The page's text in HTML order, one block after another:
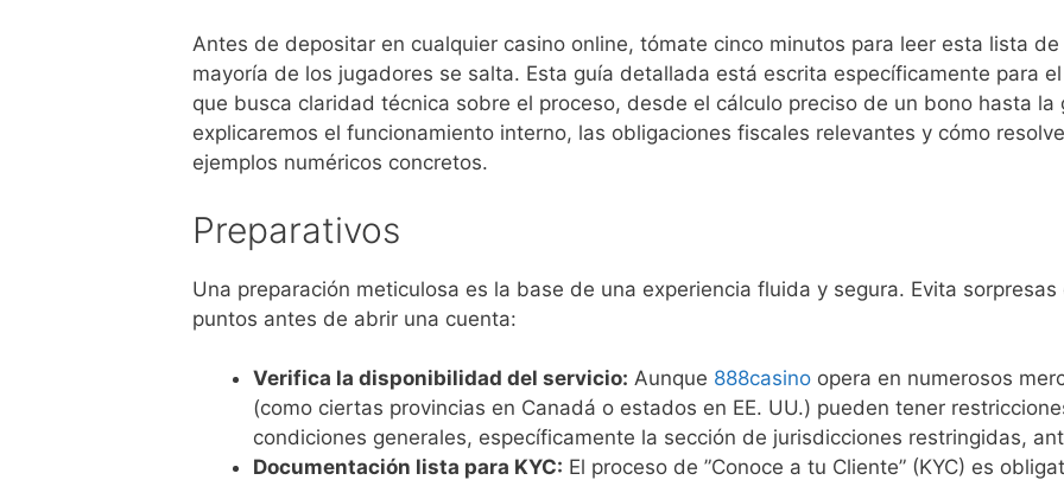
Antes de depositar en cualquier casino online, tómate cinco minutos para leer esta lista
mayoría de los jugadores se salta. Esta guía detallada está escrita específicamente para
que busca claridad técnica sobre el proceso, desde el cálculo preciso de un bono hasta la
explicaremos el funcionamiento interno, las obligaciones fiscales relevantes y cómo
ejemplos numéricos concretos.
Preparativos
Una preparación meticulosa es la base de una experiencia fluida y segura. Evita
puntos antes de abrir una cuenta:
Verifica la disponibilidad del servicio: Aunque 888casino opera en numerosos
(como ciertas provincias en Canadá o estados en EE. UU.) pueden tener
condiciones generales, específicamente la sección de jurisdicciones restringidas,
Documentación lista para KYC: El proceso de ”Conoce a tu Cliente” (KYC) es